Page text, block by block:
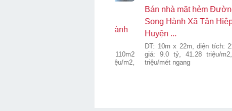
Bán nhà 51 Hải Thượng
Lãn Ông Phường 10 Quận
5...
DT: 4m x 26m, diện tích:
102.32m2 giá: 27.0 tỷ, 263.88
triệu/m2, 6750 triệu/mét ngang